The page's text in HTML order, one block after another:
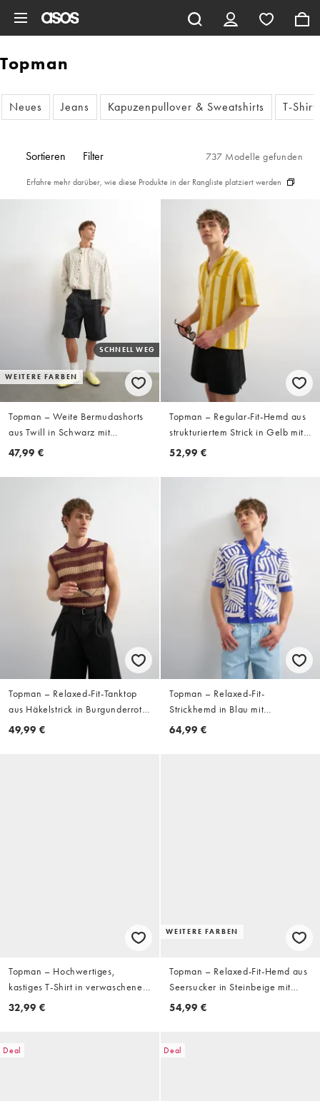
Topman
Neues Jeans Kapuzenpullover & Sweatshirts T-
Sortieren Filter 737 Modelle gefunden
Erfahre mehr darüber, wie diese Produkte in der Rangliste platziert werden
WEITERE FARBEN
SCHNELL WEG
Topman – Weite Bermudashorts
aus Twill in Schwarz mit
Faltendetails
47,99 €
Topman – Regular-Fit-Hemd aus
strukturiertem Strick in Gelb mit
Streifen
52,99 €
Topman – Relaxed-Fit-Tanktop
aus Häkelstrick in Burgunderrot
mit Streifen
49,99 €
Topman – Relaxed-Fit-
Strickhemd in Blau mit
durchgehender Bouclé-
64,99 €
Topman – Hochwertiges,
kastiges T-Shirt in verwaschenem
Blau mit Tasche
32,99 €
WEITERE FARBEN
Topman – Relaxed-Fit-Hemd aus
Seersucker in Steinbeige mit
verkürztem Schnitt
54,99 €
Deal Deal